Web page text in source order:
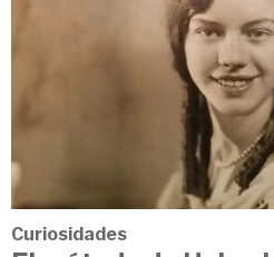
Curiosidades